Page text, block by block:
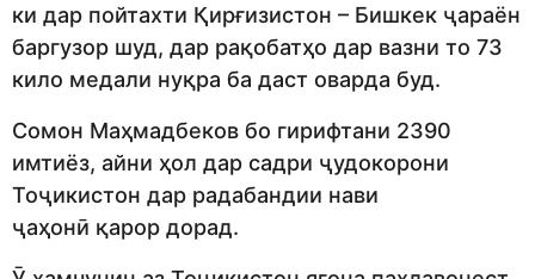
ки дар пойтахти Қирғизистон – Бишкек ҷараён
баргузор шуд, дар рақобатҳо дар вазни то 73
кило медали нуқра ба даст оварда буд.
Сомон Маҳмадбеков бо гирифтани 2390
имтиёз, айни ҳол дар садри ҷудокорони
Тоҷикистон дар радабандии нави
ҷаҳонӣ қарор дорад.